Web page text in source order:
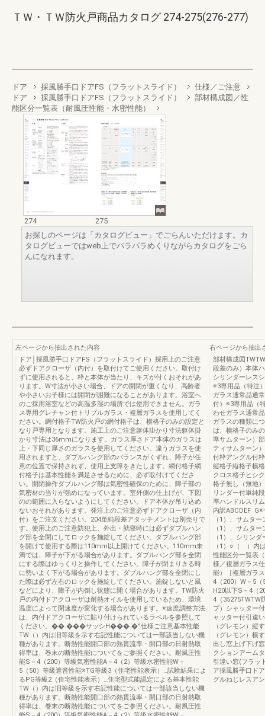
ＴＷ・ＴＷ防火戸商品カタログ 274-275(276-277)
ドア 採風勝手口ドアFS（フラットスライド）
仕様／ご注意
ドア
採風勝手口ドアFS（フラットスライド）
部材構成図／性
能区分一覧表（耐風圧性能・水密性能）
274
275
お探しのページは「カタログビュー」でごらんいただけます。カ
タログビューではweb上でパラパラめくりながらカタログをごら
んになれます。
左ページから抽出された内容
ドア│採風勝手口ドアFS（フラットスライド）採用上のご注意
必ずドアクローザ（内付）を取付けてご使用ください。取付け
ずに使用されると、枠と本体が当たり、キズが付くおそれがあ
ります。W寸法が小さい場合、ドアの開閉が重くなり、高齢者
や小さいお子様には開閉が困難になることがあります。浴室へ
のご採用浴室などの高温多湿の場所では使用できません。ガラ
ス専用グレチャン付トリプルガラス・複層ガラスを使用してく
ださい。網付格子TW防火戸の網付格子は、横格子のみの設定と
なり戸専用となります。施工上のご注意躯体掛かり寸法躯体掛
かり寸法は36mmになります。ガラス厚さドア本体のガラスは
上・下同じ厚さのガラスを使用してください。違うガラスを使
用されますと、ダブルハング部のバランスがくずれ、障子が任
意の位置で保持されず、使用上支障をきたします。網付格子網
付格子は基本性能を満足させるために、必ず取付けてくださ
い。開閉操作ダブルハング部は気密性確保のために、障子部の
気密材の当りが強めになっています。室外側の仕上げが、下図
のの範囲に入らないようにしてください。ドア本体が吊り込め
ないおそれがあります。発注上のご注意必ずドアクローザ（内
付）をご注文ください。204単純段差アタッチメントは別売りで
す。使用上のご注意防犯上、外出・就寝時には必ずダブルハン
グ部を全閉にしてロックを施錠してください。ダブルハング部
を開けて使用する際は110mm以上開けてください。110mm未
満では、障子が下がる場合があります。ダブルハング部を全閉
にする際はゆっくりと操作してください。障子が閉まりきる時
に勢いよく下がる場合があります。ダブルハング部を全閉にし
た際は必ず左右のロックを施錠してください。施錠しないと風
などにより、障子が内倒し状態に開く場合があります。TW防火
戸の内付ドアクローザは耐熱オイルを使用しているため、環境
温度によって閉速度が変化する場合があります。※速度調整方法
は、内付ドアクローザに貼り付けられているラベルを参照して
ください。��.���サッシH���.�°仕様ご注意基本性能
TW（）内は旧等級を示す右記性能については一部該当しない機
種があります。断熱性能開口部の熱貫流率・開口部の日射熱取
得率は、巻末の断熱性能についてをご参照ください。耐風圧性
能S－4（200）等級気密性能A－4（2）等級水密性能W－
5（50）等級遮音性能※TG等級3（住宅性能表示）…試験結果によ
るPG等級2（住宅性能表示）…住宅型式能認定による基本性能
TW（）内は旧等級を示す右記性能については一部該当しない機
種があります。断熱性能開口部の熱貫流率・開口部の日射熱取
得率は、巻末の断熱性能についてをご参照ください。耐風圧性
右ページから抽出
部材構成図
段差のみ）本体
シリンダーレス
※3専用品（特注
ガラス通常品通
付）※3専用品（
わせガラス通常
ガラスの種類に
は、横格子のみ
準サムターン）
ティサムターン
付枠アングル付
縦格子縦格子横
クロス格子ヒシ
格子無し（無地
リンダー付単純
準ハンドルスリ
内訳ABCDEF
（1）、サムタ
（1）、サムタ
（1）、シリン
（1）○（ ）内
性能区分一覧表
様／複層ガラス
能）［複層ガラ
4（200）W－5（
H20以下S－4（
4（35275TWTW
プ）シャッター
ャッター付引違
（グレモン）縦
（グレモン）横
出し窓上げ下げ
クションアーム
引違い窓(フラッ
ア採風勝手口ド
グルねじレスア